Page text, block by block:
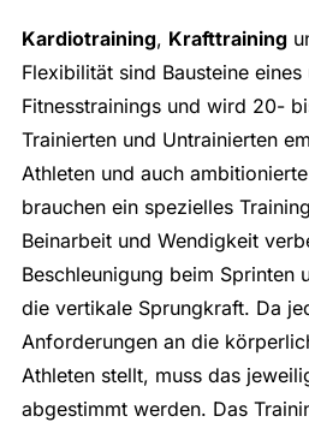
Kardiotraining, Krafttraining
Flexibilität sind Bausteine eines
Fitnesstrainings und wird 20-
Trainierten und Untrainierten
Athleten und auch
brauchen ein spezielles
Beinarbeit und Wendigkeit
Beschleunigung beim Sprinten
die vertikale Sprungkraft. Da
Anforderungen an die
Athleten stellt, muss das
abgestimmt werden. Das